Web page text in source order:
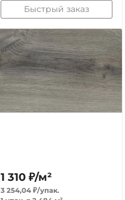
Быстрый заказ
1 310 ₽/м²
3 254,04 ₽/упак.